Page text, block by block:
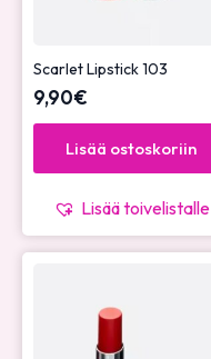
Scarlet Lipstick 103
9,90€
Lisää ostoskoriin
Lisää toivelistalle